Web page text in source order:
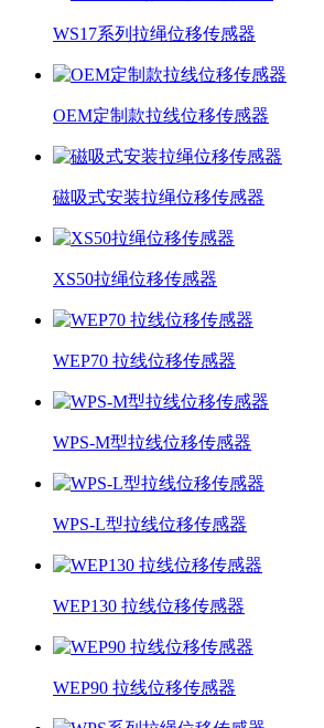
WS17系列拉绳位移传感器
OEM定制款拉线位移传感器
磁吸式安装拉绳位移传感器
XS50拉绳位移传感器
WEP70 拉线位移传感器
WPS-M型拉线位移传感器
WPS-L型拉线位移传感器
WEP130 拉线位移传感器
WEP90 拉线位移传感器